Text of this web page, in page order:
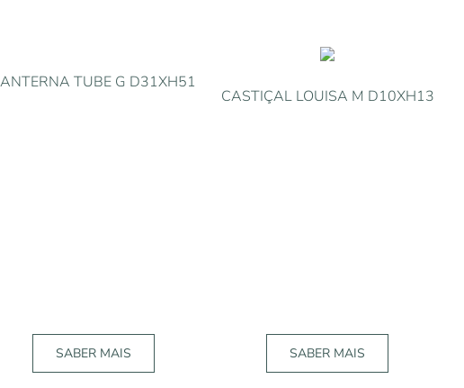
TUBE G D31XH51
SABER MAIS
CASTIÇAL LOUISA M D10XH13
SABER MAIS